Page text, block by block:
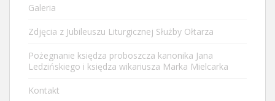
Galeria
Zdjęcia z Jubileuszu Liturgicznej Służby Ołtarza
Pożegnanie księdza proboszcza kanonika Jana
Ledzińskiego i księdza wikariusza Marka Mielcarka
Kontakt